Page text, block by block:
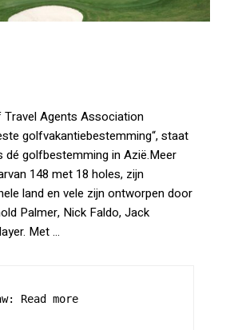
Travel Agents Association
golfvakantiebestemming“, staat
dé golfbestemming in Azië.Meer
148 met 18 holes, zijn
land en vele zijn ontworpen door
Palmer, Nick Faldo, Jack
Met …
Read more